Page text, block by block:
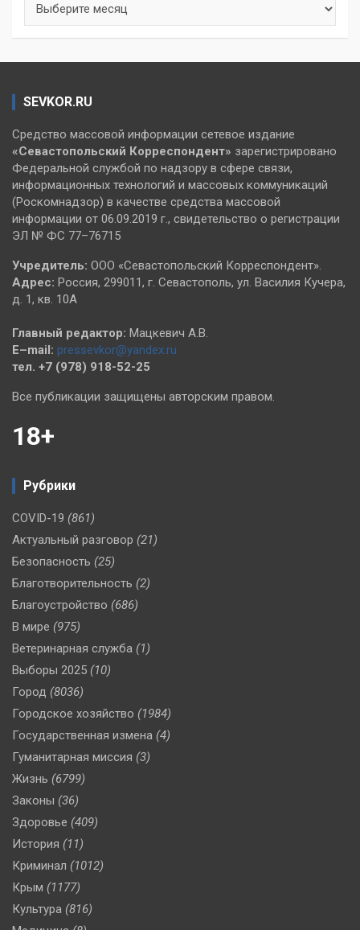
SEVKOR.RU
Средство массовой информации сетевое издание
«Севастопольский Корреспондент» зарегистрировано
Федеральной службой по надзору в сфере связи,
информационных технологий и массовых коммуникаций
(Роскомнадзор) в качестве средства массовой
информации от 06.09.2019 г., свидетельство о регистрации
ЭЛ № ФС 77–76715
Учредитель: ООО «Севастопольский Корреспондент».
Адрес: Россия, 299011, г. Севастополь, ул. Василия Кучера,
д. 1, кв. 10А
Главный редактор: Мацкевич А.В.
E–mail: pressevkor@yandex.ru
тел. +7 (978) 918-52-25
Все публикации защищены авторским правом.
18+
Рубрики
COVID-19 (861)
Актуальный разговор (21)
Безопасность (25)
Благотворительность (2)
Благоустройство (686)
В мире (975)
Ветеринарная служба (1)
Выборы 2025 (10)
Город (8036)
Городское хозяйство (1984)
Государственная измена (4)
Гуманитарная миссия (3)
Жизнь (6799)
Законы (36)
Здоровье (409)
История (11)
Криминал (1012)
Крым (1177)
Культура (816)